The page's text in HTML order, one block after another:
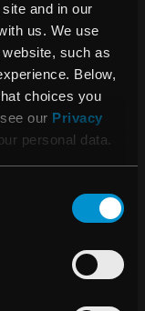
and in our
us. We use
such as
Below,
choices you
our Privacy
personal data.
med
någonsin.
från de
kvartalen”,
antal nya
genererar intäkter
året”, avslutar